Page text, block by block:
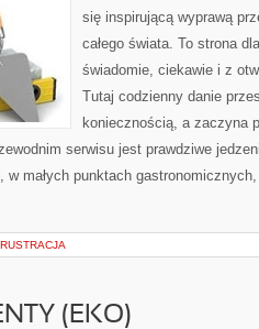
się inspirującą wyprawą
całego świata. To strona
świadomie, ciekawie i z
Tutaj codzienny danie
koniecznością, a zaczyna
serwisu jest prawdziwe
w małych punktach
(EKO)